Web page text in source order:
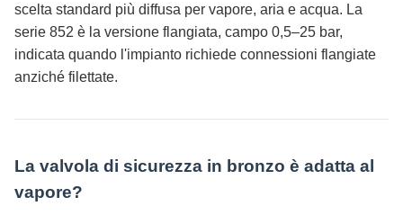
scelta standard più diffusa per vapore, aria e acqua. La
serie 852 è la versione flangiata, campo 0,5–25 bar,
indicata quando l'impianto richiede connessioni flangiate
anziché filettate.
La valvola di sicurezza in bronzo è adatta al
vapore?